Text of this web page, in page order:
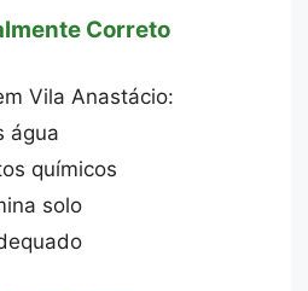
Correto
Vila Anastácio:
água
químicos
solo